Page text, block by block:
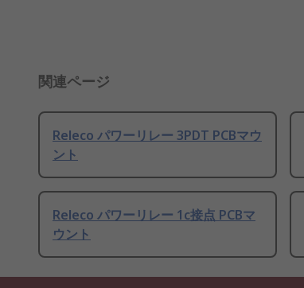
関連ページ
Releco パワーリレー 3PDT PCBマウ
ント
Releco パワーリレー 1c接点 PCBマ
ウント